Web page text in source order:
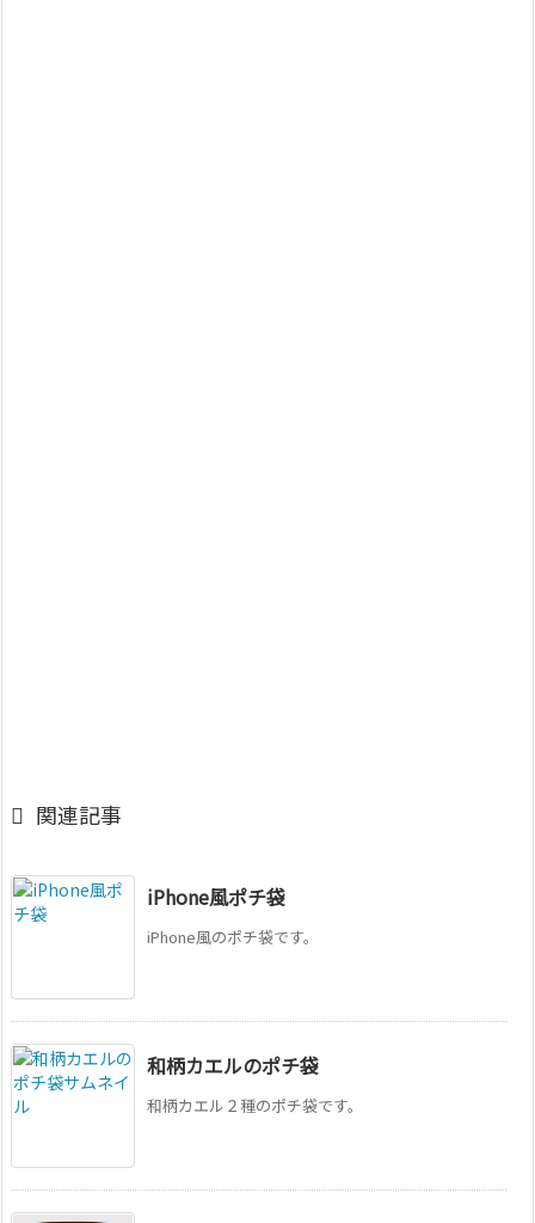
 関連記事
iPhone風ポチ袋
iPhone風のポチ袋です。
和柄カエルのポチ袋
和柄カエル２種のポチ袋です。